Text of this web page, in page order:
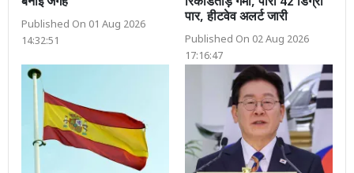
Published On 01 Aug 2026
14:32:51
पार, हीटवेव अलर्ट जारी
Published On 02 Aug 2026
17:16:47